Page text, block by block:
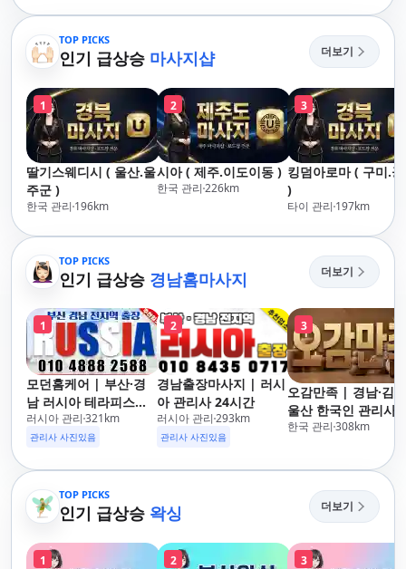
마사지 홈케어 홈타이
TOP PICKS
인기 급상승 마사지샵 더보기
1
딸기스웨디시 ( 울산.울
주군 )
한국 관리 196km
2
시아 ( 제주.이도이동 )
한국 관리 226km
3
킹덤아로마 ( 구미.
)
타이 관리 197km
TOP PICKS
인기 급상승 경남홈마사지 더보기
1
모던홈케어 | 부산·경
남 러시아 테라피스트
방문 마사지
러시아 관리 321km
관리사 사진있음
2
경남출장마사지 | 러시
아 관리사 24시간
러시아 관리 293km
관리사 사진있음
3
오감만족 | 경남·김
울산 한국인 관리사
장마사지
한국 관리 308km
TOP PICKS
인기 급상승 왁싱 더보기
1 2 3